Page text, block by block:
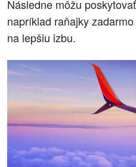
Následne môžu
napríklad raňajky
na lepšiu izbu.